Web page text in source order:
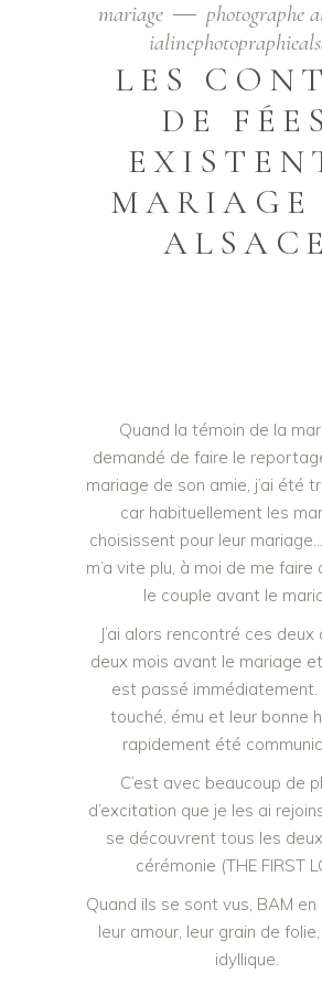
mariage
photographe
LES
DE FÉES
MARIAGE
ALSACE
Quand la témoin de la
demandé de faire le
mariage de son amie, j’ai été
car habituellement les
choisissent pour leur
m’a vite plu, à moi de me
le couple avant le
J’ai alors rencontré ces deux
deux mois avant le mariage
est passé immédiatement.
touché, ému et leur bonne
rapidement été
C’est avec beaucoup de
d’excitation que je les ai
se découvrent tous les
cérémonie (THE FIRST
Quand ils se sont vus, BAM
leur amour, leur grain de
idyllique.